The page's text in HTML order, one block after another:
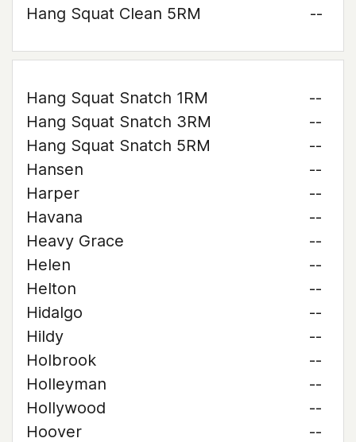
Hang Squat Clean 5RM
--
Hang Squat Snatch 1RM
--
Hang Squat Snatch 3RM
--
Hang Squat Snatch 5RM
--
Hansen
--
Harper
--
Havana
--
Heavy Grace
--
Helen
--
Helton
--
Hidalgo
--
Hildy
--
Holbrook
--
Holleyman
--
Hollywood
--
Hoover
--